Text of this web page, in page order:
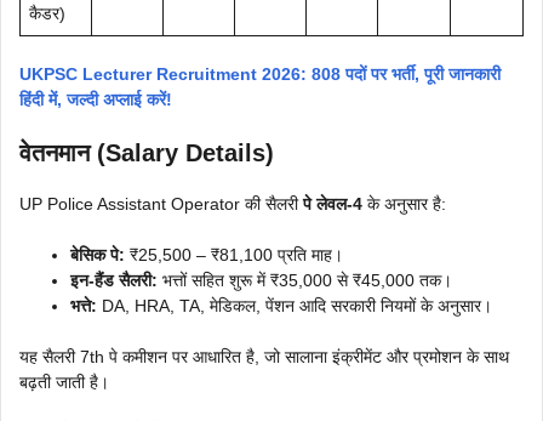
कैडर)
UKPSC Lecturer Recruitment 2026: 808 पदों पर भर्ती, पूरी जानकारी
हिंदी में, जल्दी अप्लाई करें!
वेतनमान (Salary Details)
UP Police Assistant Operator की सैलरीपे लेवल-4 के अनुसार है:
बेसिक पे: ₹25,500 – ₹81,100 प्रति माह।
इन-हैंड सैलरी: भत्तों सहित शुरू में ₹35,000 से ₹45,000 तक।
भत्ते: DA, HRA, TA, मेडिकल, पेंशन आदि सरकारी नियमों के अनुसार।
यह सैलरी 7th पे कमीशन पर आधारित है, जो सालाना इंक्रीमेंट और प्रमोशन के साथ
बढ़ती जाती है।